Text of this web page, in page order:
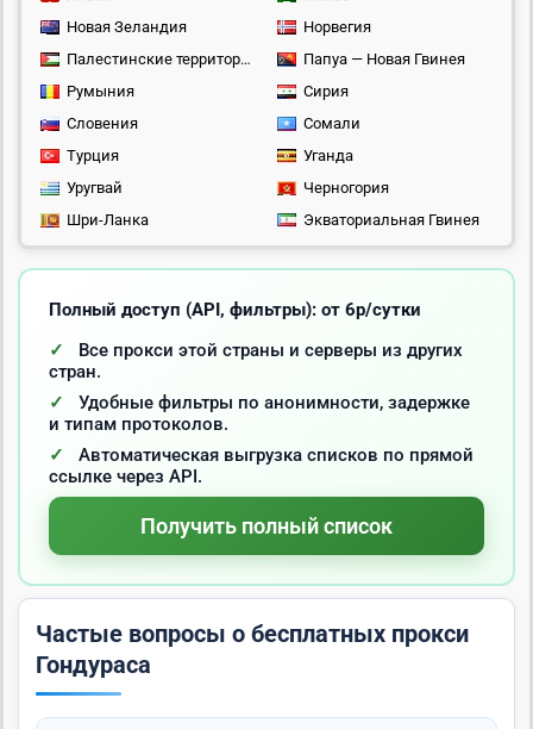
Новая Зеландия
Норвегия
Палестинские территории
Папуа — Новая Гвинея
Румыния
Сирия
Словения
Сомали
Турция
Уганда
Уругвай
Черногория
Шри-Ланка
Экваториальная Гвинея
Полный доступ (API, фильтры): от 6р/сутки
Все прокси этой страны и серверы из других
стран.
Удобные фильтры по анонимности, задержке
и типам протоколов.
Автоматическая выгрузка списков по прямой
ссылке через API.
Получить полный список
Частые вопросы о бесплатных прокси
Гондураса